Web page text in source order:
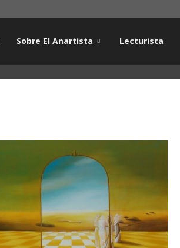
Sobre El Anartista Lecturista